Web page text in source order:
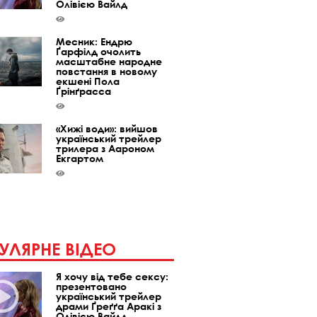
Олівією Вайлд
Месник: Ендрю
Ґарфілд очолить
масштабне народне
повстання в новому
екшені Пола
Ґрінґрасса
«Хижі води»: вийшов
український трейлер
трилера з Аароном
Екгартом
ВІДЕО
Я хочу від тебе сексу:
презентовано
український трейлер
драми Ґреґґа Аракі з